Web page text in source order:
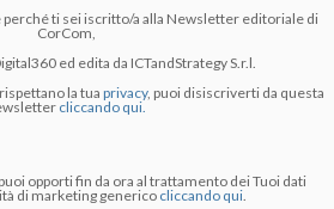
ti sei iscritto/a alla Newsletter editoriale di
CorCom,
ed edita da ICTandStrategy S.r.l.
la tua privacy, puoi disiscriverti da questa
cliccando qui.
opporti fin da ora al trattamento dei Tuoi dati
di marketing generico cliccando qui.